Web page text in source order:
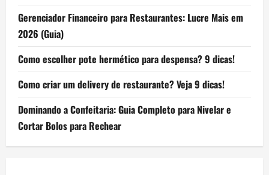
Gerenciador Financeiro para Restaurantes: Lucre Mais em
2026 (Guia)
Como escolher pote hermético para despensa? 9 dicas!
Como criar um delivery de restaurante? Veja 9 dicas!
Dominando a Confeitaria: Guia Completo para Nivelar e
Cortar Bolos para Rechear